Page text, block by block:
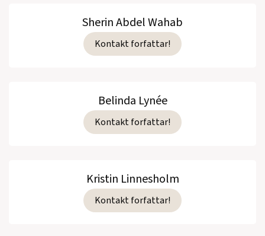
Sherin Abdel Wahab
Kontakt forfattar!
Belinda Lynée
Kontakt forfattar!
Kristin Linnesholm
Kontakt forfattar!